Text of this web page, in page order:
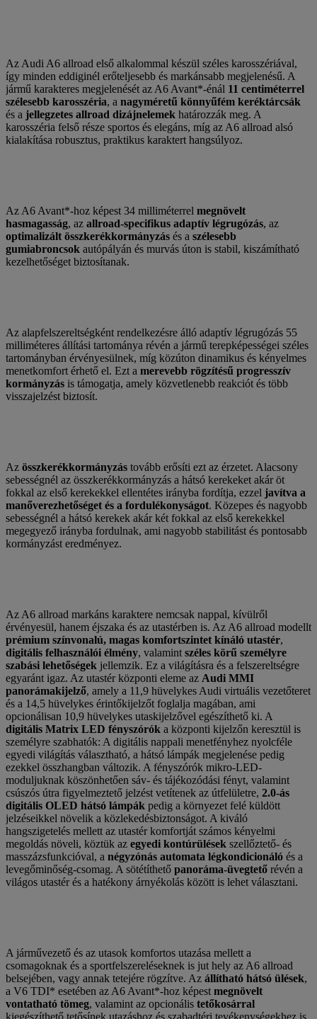
Az Audi A6 allroad első alkalommal készül széles karosszériával,
így minden eddiginél erőteljesebb és markánsabb megjelenésű. A
jármű karakteres megjelenését az A6 Avant*-énál 11 centiméterrel
szélesebb karosszéria, a nagyméretű könnyűfém keréktárcsák
és a jellegzetes allroad dizájnelemek határozzák meg. A
karosszéria felső része sportos és elegáns, míg az A6 allroad alsó
kialakítása robusztus, praktikus karaktert hangsúlyoz.
Az A6 Avant*-hoz képest 34 milliméterrel megnövelt
hasmagasság, az allroad-specifikus adaptív légrugózás, az
optimalizált összkerékkormányzás és a szélesebb
gumiabroncsok autópályán és murvás úton is stabil, kiszámítható
kezelhetőséget biztosítanak.
Az alapfelszereltségként rendelkezésre álló adaptív légrugózás 55
milliméteres állítási tartománya révén a jármű terepképességei széles
tartományban érvényesülnek, míg közúton dinamikus és kényelmes
menetkomfort érhető el. Ezt a merevebb rögzítésű progresszív
kormányzás is támogatja, amely közvetlenebb reakciót és több
visszajelzést biztosít.
Az összkerékkormányzás tovább erősíti ezt az érzetet. Alacsony
sebességnél az összkerékkormányzás a hátsó kerekeket akár öt
fokkal az első kerekekkel ellentétes irányba fordítja, ezzel javítva a
manőverezhetőséget és a fordulékonyságot. Közepes és nagyobb
sebességnél a hátsó kerekek akár két fokkal az első kerekekkel
megegyező irányba fordulnak, ami nagyobb stabilitást és pontosabb
kormányzást eredményez.
Az A6 allroad markáns karaktere nemcsak nappal, kívülről
érvényesül, hanem éjszaka és az utastérben is. Az A6 allroad modellt
prémium színvonalú, magas komfortszintet kínáló utastér,
digitális felhasználói élmény, valamint széles körű személyre
szabási lehetőségek jellemzik. Ez a világításra és a felszereltségre
egyaránt igaz. Az utastér központi eleme az Audi MMI
panorámakijelző, amely a 11,9 hüvelykes Audi virtuális vezetőteret
és a 14,5 hüvelykes érintőkijelzőt foglalja magában, ami
opcionálisan 10,9 hüvelykes utaskijelzővel egészíthető ki. A
digitális Matrix LED fényszórók a központi kijelzőn keresztül is
személyre szabhatók: A digitális nappali menetfényhez nyolcféle
egyedi világítás választható, a hátsó lámpák megjelenése pedig
ezekkel összhangban változik. A fényszórók mikro-LED-
moduljuknak köszönhetően sáv- és tájékozódási fényt, valamint
csúszós útra figyelmeztető jelzést vetítenek az útfelületre, 2.0-ás
digitális OLED hátsó lámpák pedig a környezet felé küldött
jelzéseikkel növelik a közlekedésbiztonságot. A kiváló
hangszigetelés mellett az utastér komfortját számos kényelmi
megoldás növeli, köztük az egyedi kontúrülések szellőztető- és
masszázsfunkcióval, a négyzónás automata légkondicionáló és a
levegőminőség-csomag. A sötétíthető panoráma-üvegtető révén a
világos utastér és a hatékony árnyékolás között is lehet választani.
A járművezető és az utasok komfortos utazása mellett a
csomagoknak és a sportfelszereléseknek is jut hely az A6 allroad
belsejében, vagy annak tetejére rögzítve. Az állítható hátsó ülések,
a V6 TDI* esetében az A6 Avant*-hoz képest megnövelt
vontatható tömeg, valamint az opcionális tetőkosárral